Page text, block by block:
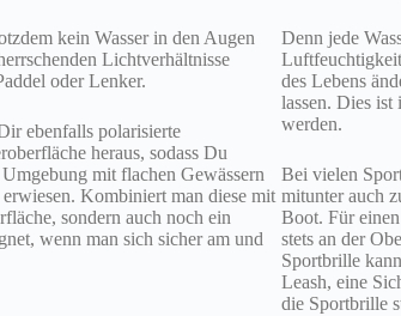
kein Wasser in den Augen
Lichtverhältnisse
oder Lenker.
ebenfalls polarisierte
heraus, sodass Du
mit flachen Gewässern
Kombiniert man diese mit
sondern auch noch ein
wenn man sich sicher am und
Denn jede
des Lebens
lassen. Dies
werden.
Bei vielen
mitunter auch
Boot. Für
stets an der
Sportbrille
Leash, eine
die Sportbrille